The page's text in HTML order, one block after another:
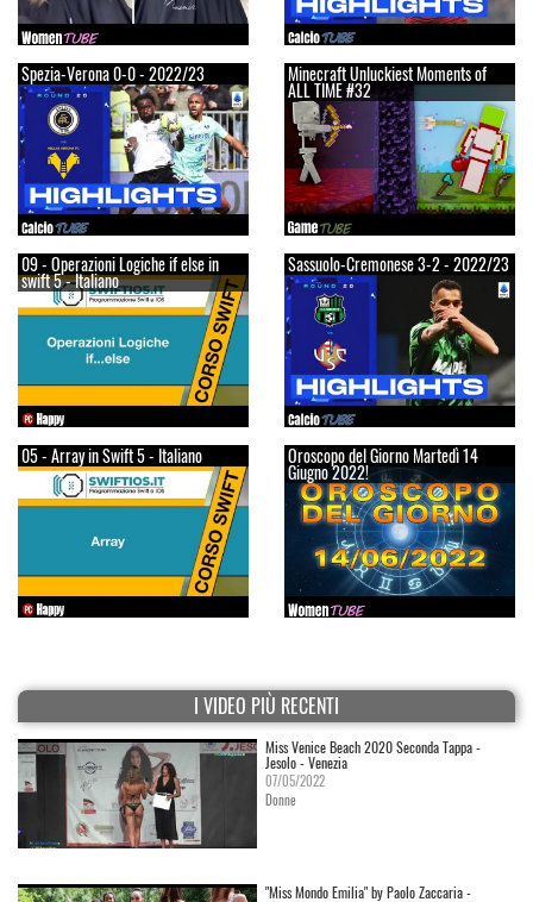
Spezia-Verona 0-0 - 2022/23 Minecraft Unluckiest Moments of
ALL TIME #32
09 - Operazioni Logiche if else in
swift 5 - Italiano
Sassuolo-Cremonese 3-2 - 2022/23
05 - Array in Swift 5 - Italiano Oroscopo del Giorno Martedì 14
Giugno 2022!
I VIDEO PIÙ RECENTI
Miss Venice Beach 2020 Seconda Tappa -
Jesolo - Venezia
07/05/2022
Donne
"Miss Mondo Emilia" by Paolo Zaccaria -